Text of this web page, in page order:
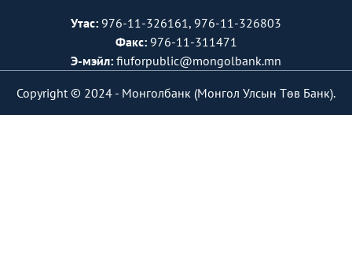
Утас: 976-11-326161, 976-11-326803
Факс:976-11-311471
Э-мэйл: fiuforpublic@mongolbank.mn
Copyright © 2024 - Монголбанк (Монгол Улсын Төв Банк).